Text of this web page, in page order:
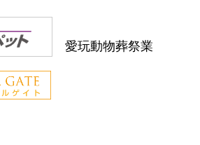
愛玩動物葬祭業